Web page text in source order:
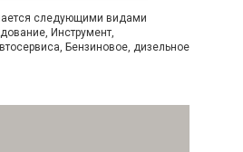
следующими видами
Инструмент,
Бензиновое, дизельное